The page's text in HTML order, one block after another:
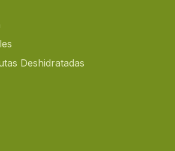
Deshidratadas